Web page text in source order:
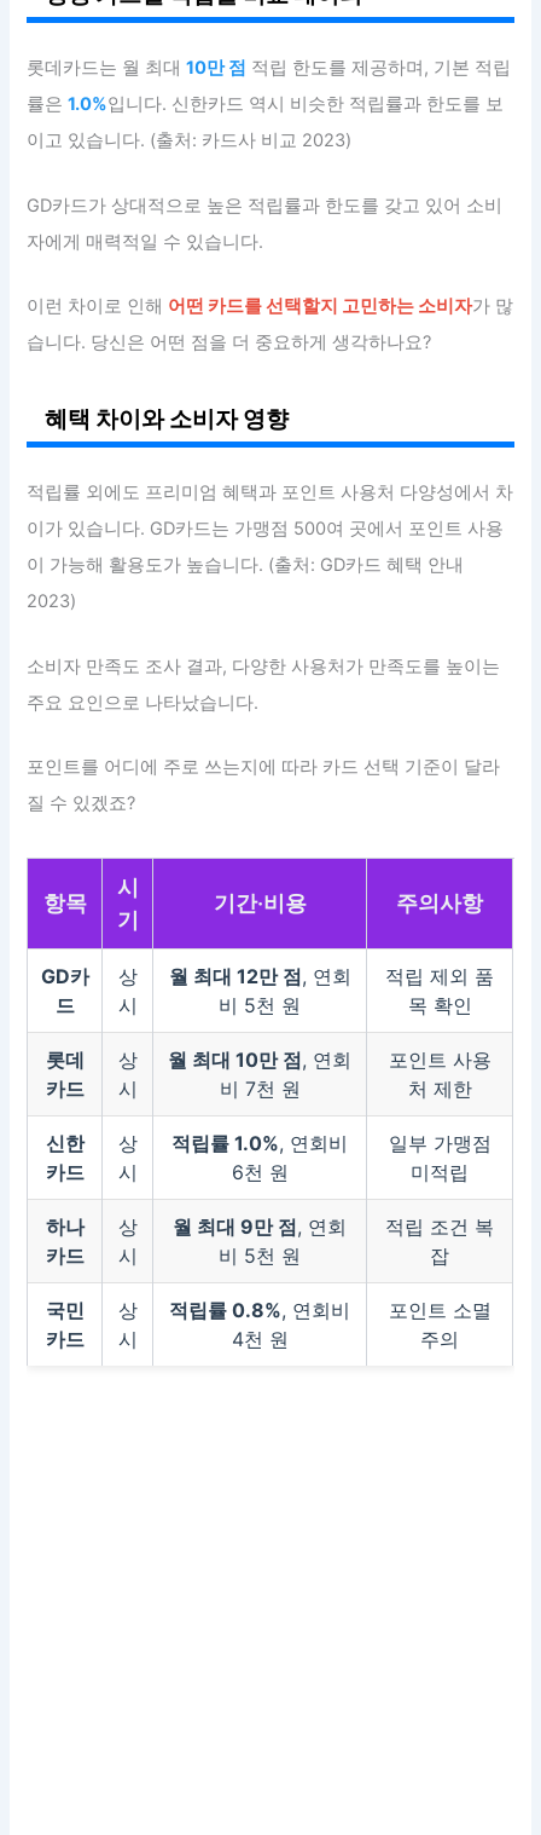
롯데카드는 월 최대10만 점 적립 한도를 제공하며, 기본 적립
률은1.0%입니다. 신한카드 역시 비슷한 적립률과 한도를 보
이고 있습니다. (출처: 카드사 비교 2023)
GD카드가 상대적으로 높은 적립률과 한도를 갖고 있어 소비
자에게 매력적일 수 있습니다.
이런 차이로 인해 어떤 카드를 선택할지 고민하는 소비자가 많
습니다. 당신은 어떤 점을 더 중요하게 생각하나요?
혜택 차이와 소비자 영향
적립률 외에도 프리미엄 혜택과 포인트 사용처 다양성에서 차
이가 있습니다. GD카드는 가맹점 500여 곳에서 포인트 사용
이 가능해 활용도가 높습니다. (출처: GD카드 혜택 안내
2023)
소비자 만족도 조사 결과, 다양한 사용처가 만족도를 높이는
주요 요인으로 나타났습니다.
포인트를 어디에 주로 쓰는지에 따라 카드 선택 기준이 달라
질 수 있겠죠?
항목
시
기
기간·비용 주의사항
GD카
드
상
시
월 최대 12만 점, 연회
비 5천 원
적립 제외 품
목 확인
롯데
카드
상
시
월 최대 10만 점, 연회
비 7천 원
포인트 사용
처 제한
신한
카드
상
시
적립률 1.0%, 연회비
6천 원
일부 가맹점
미적립
하나
카드
상
시
월 최대 9만 점, 연회
비 5천 원
적립 조건 복
잡
국민
카드
상
시
적립률 0.8%, 연회비
4천 원
포인트 소멸
주의